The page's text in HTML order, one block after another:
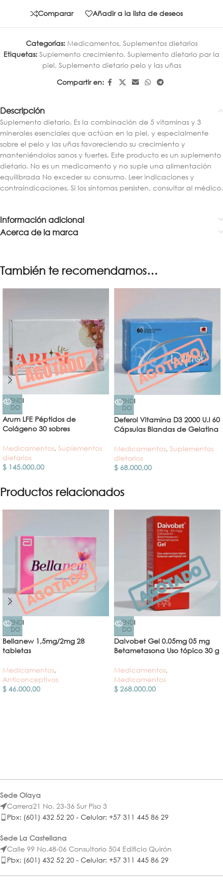
Comparar Añadir a la lista de deseos
Categorías: Medicamentos, Suplementos dietarios
Etiquetas: Suplemento crecimiento, Suplemento dietario par la
piel, Suplemento dietario pelo y las uñas
Compartir en:
Descripción
Suplemento dietario. Es la combinación de 5 vitaminas y 3
minerales esenciales que actúan en la piel, y especialmente
sobre el pelo y las uñas favoreciendo su crecimiento y
manteniéndolos sanos y fuertes. Este producto es un suplemento
dietario. No es un medicamento y no suple una alimentación
equilibrada No exceder su consumo. Leer indicaciones y
contraindicaciones. Si los síntomas persisten, consultar al médico.
Información adicional
Acerca de la marca
También te recomendamos…
VENDI
DO
Arum LFE Péptidos de
Colágeno 30 sobres
Medicamentos, Suplementos
dietarios
$ 145.000,00
VENDI
DO
Deferol Vitamina D3 2000 U.I 60
Cápsulas Blandas de Gelatina
Medicamentos, Suplementos
dietarios
$ 68.000,00
Productos relacionados
VENDI
DO
Bellanew 1,5mg/2mg 28
tabletas
Medicamentos,
Anticonceptivos
$ 46.000,00
VENDI
DO
Daivobet Gel 0.05mg 05 mg
Betametasona Uso tópico 30 g
Medicamentos,
Medicamentos
$ 268.000,00
Sede Olaya
Carrera21 No. 23-36 Sur Piso 3
Pbx: (601) 432 52 20 - Celular: +57 311 445 86 29
Sede La Castellana
Calle 99 No.48-06 Consultorio 504 Edificio Quirón
Pbx: (601) 432 52 20 - Celular: +57 311 445 86 29